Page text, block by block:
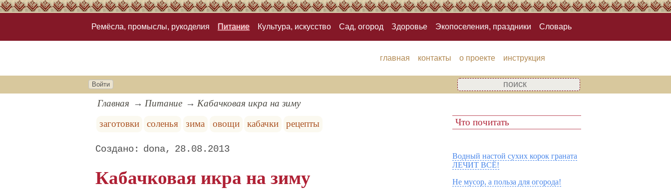
Ремёсла, промыслы, рукоделия Питание Культура, искусство Сад, огород Здоровье Экопоселения, праздники Словарь
главная контакты о проекте инструкция
Войти
Главная Питание
Кабачковая икра на зиму
заготовки
соленья зима овощи кабачки рецепты
dona 28.08.2013
Кабачковая икра на зиму
Что почитать
Водный настой сухих корок граната
ЛЕЧИТ ВСЁ!
Не мусор, а польза для огорода!